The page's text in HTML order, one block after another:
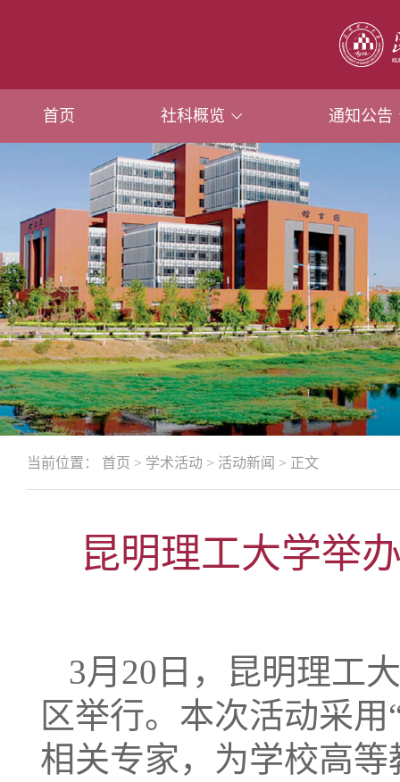
首页 社科概览 通知公告
当前位置： 首页 > 学术活动 > 活动新闻 > 正文
昆明理工大学举
3月20日，昆明理工
区举行。本次活动采
相关专家，为学校高